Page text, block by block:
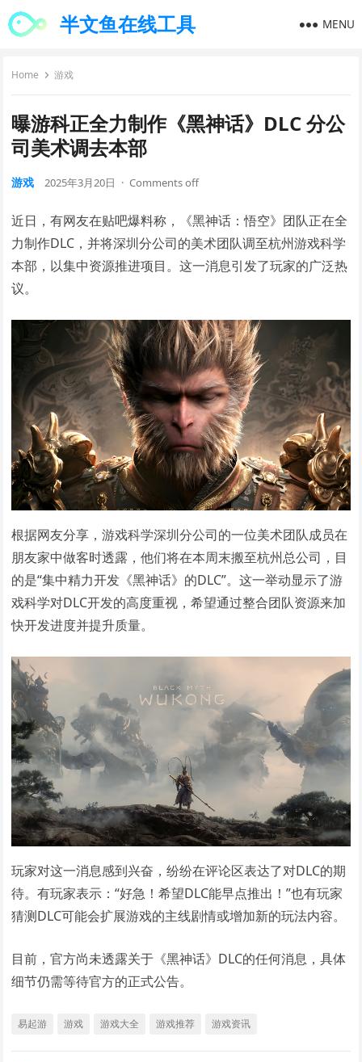
半文鱼在线工具 MENU
Home 游戏
曝游科正全力制作《黑神话》DLC 分公
司美术调去本部
游戏 2025年3月20日 · Comments off
近日，有网友在贴吧爆料称，《黑神话：悟空》团队正在全
力制作DLC，并将深圳分公司的美术团队调至杭州游戏科学
本部，以集中资源推进项目。这一消息引发了玩家的广泛热
议。
根据网友分享，游戏科学深圳分公司的一位美术团队成员在
朋友家中做客时透露，他们将在本周末搬至杭州总公司，目
的是“集中精力开发《黑神话》的DLC”。这一举动显示了游
戏科学对DLC开发的高度重视，希望通过整合团队资源来加
快开发进度并提升质量。
玩家对这一消息感到兴奋，纷纷在评论区表达了对DLC的期
待。有玩家表示：“好急！希望DLC能早点推出！”也有玩家
猜测DLC可能会扩展游戏的主线剧情或增加新的玩法内容。
目前，官方尚未透露关于《黑神话》DLC的任何消息，具体
细节仍需等待官方的正式公告。
易起游 游戏 游戏大全 游戏推荐 游戏资讯